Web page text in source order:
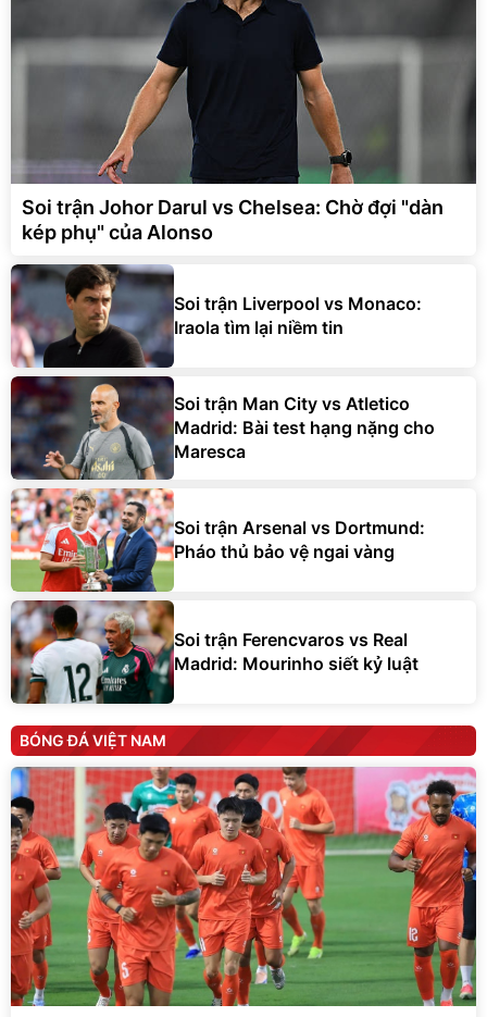
Soi trận Johor Darul vs Chelsea: Chờ đợi "dàn
kép phụ" của Alonso
Soi trận Liverpool vs Monaco:
Iraola tìm lại niềm tin
Soi trận Man City vs Atletico
Madrid: Bài test hạng nặng cho
Maresca
Soi trận Arsenal vs Dortmund:
Pháo thủ bảo vệ ngai vàng
Soi trận Ferencvaros vs Real
Madrid: Mourinho siết kỷ luật
BÓNG ĐÁ VIỆT NAM